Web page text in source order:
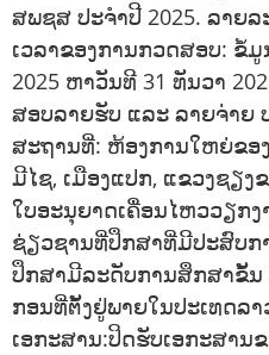
ສພຊສ ປະຈຳປີ 2025. ລາຍ
ເວລາຂອງການກວດສອບ: ຂໍ້
2025 ຫາວັນທີ 31 ທັນວາ
ສອບລາຍຮັບ ແລະ ລາຍຈ່າຍ
ສະຖານທີ່: ຫ້ອງການໃຫຍ່ຂອ
ມີໄຊ, ເມືອງແປກ, ແຂວງຊຽ
ໃບອະນຸຍາດເຄື່ອນໄຫວວຽກ
ຊ່ຽວຊານທີ່ປຶກສາທີ່ມີປະສົບກ
ປຶກສາມີລະດັບການສຶກສາຂັ້ນ
ກອນທີ່ຕັ້ງຢູ່ພາຍໃນປະເທດລ
ເອກະສານ:ປິດຮັບເອກະສານ